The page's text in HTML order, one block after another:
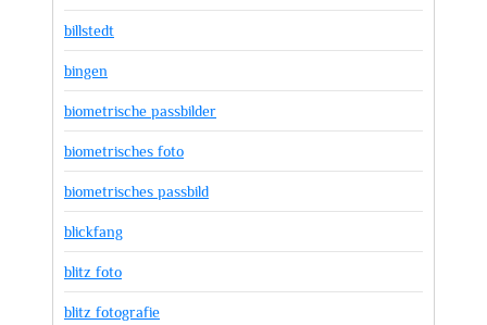
billstedt
bingen
biometrische passbilder
biometrisches foto
biometrisches passbild
blickfang
blitz foto
blitz fotografie